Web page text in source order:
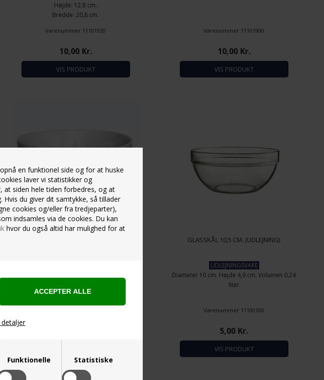
en funktionel side og for at huske
laver vi statistikker og
at siden hele tiden forbedres, og at
du giver dit samtykke, så tillader
cookies og/eller fra tredjeparter),
indsamles via de cookies. Du kan
hvor du også altid har mulighed for at
detaljer
Funktionelle Statistiske
Højde: 12,8 cm.
Bredde: 20,8 cm.
Varenummer 11101920
10,00 Kr.
VIS PRODUKT
Varenummer 11101900
10,00 Kr.
VIS PRODUKT
Diamater: 20 cm.
GLASSKÅL 10,5 CM. (UDLEJNING)
UDLEJNINGSVARE
Diameter 10 cm. Højde 4,9 cm. Volumen 0,24
liter
Varenummer 11100100
5,00 Kr.
VIS PRODUKT